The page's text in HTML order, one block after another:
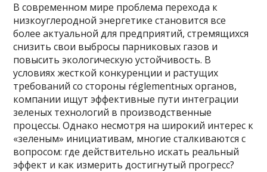
В современном мире проблема перехода к
низкоуглеродной энергетике становится все
более актуальной для предприятий, стремящихся
снизить свои выбросы парниковых газов и
повысить экологическую устойчивость. В
условиях жесткой конкуренции и растущих
требований со стороны réglementных органов,
компании ищут эффективные пути интеграции
зеленых технологий в производственные
процессы. Однако несмотря на широкий интерес к
«зеленым» инициативам, многие сталкиваются с
вопросом: где действительно искать реальный
эффект и как измерить достигнутый прогресс?